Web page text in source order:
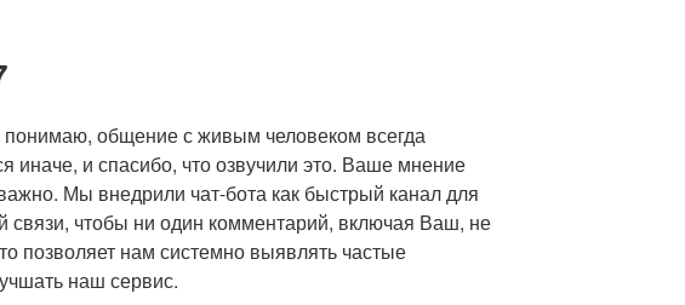
общение с живым человеком всегда
иначе, и спасибо, что озвучили это. Ваше мнение
Мы внедрили чат-бота как быстрый канал для
связи, чтобы ни один комментарий, включая Ваш, не
позволяет нам системно выявлять частые
наш сервис.